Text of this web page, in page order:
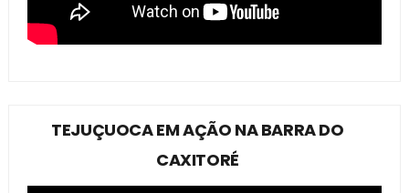
TEJUÇUOCA EM AÇÃO NA BARRA DO
CAXITORÉ